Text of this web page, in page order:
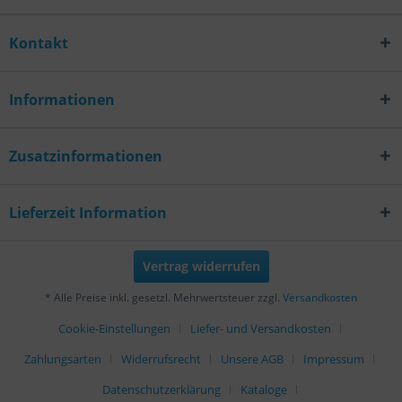
Kontakt
Informationen
Zusatzinformationen
Lieferzeit Information
Vertrag widerrufen
* Alle Preise inkl. gesetzl. Mehrwertsteuer zzgl. Versandkosten
Cookie-Einstellungen
Liefer- und Versandkosten
Zahlungsarten
Widerrufsrecht Unsere AGB
Impressum
Datenschutzerklärung
Kataloge